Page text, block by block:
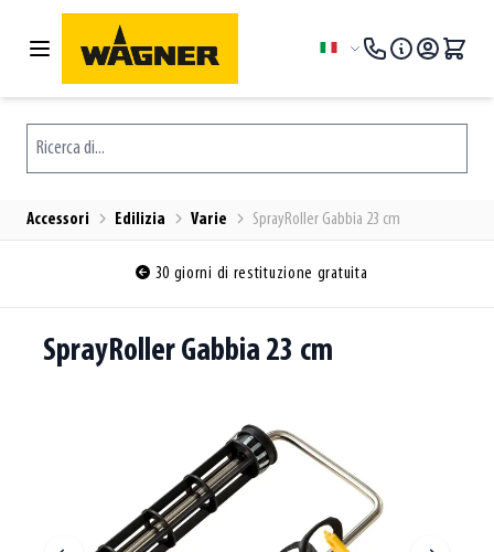
Salta al contenuto
Lingua
Ricerca di...
Accessori Edilizia Varie SprayRoller Gabbia 23 cm
30 giorni di restituzione gratuita
SprayRoller Gabbia 23 cm